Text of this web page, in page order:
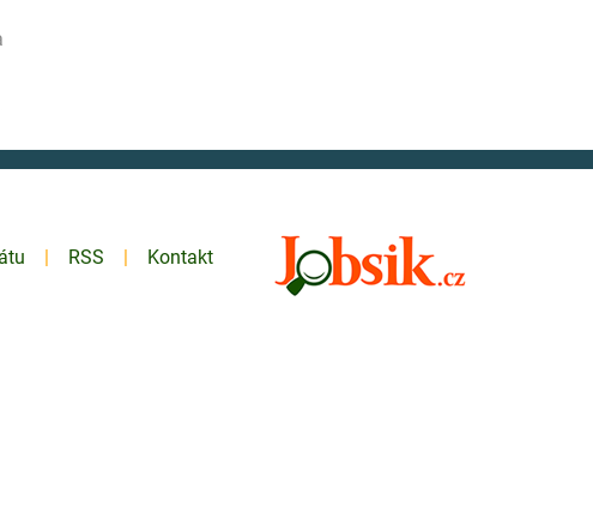
RSS Kontakt